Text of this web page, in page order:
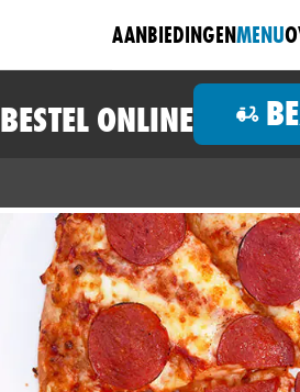
AANBIEDINGENMENU
BESTEL ONLINE